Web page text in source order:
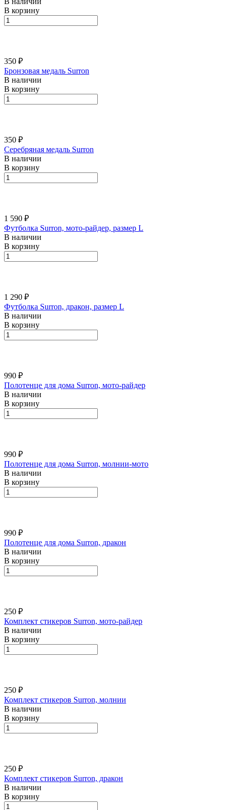
В корзину
350 ₽
Бронзовая медаль Surron
В наличии
В корзину
350 ₽
Серебряная медаль Surron
В наличии
В корзину
1 590 ₽
Футболка Surron, мото-райдер, размер L
В наличии
В корзину
1 290 ₽
Футболка Surron, дракон, размер L
В наличии
В корзину
990 ₽
Полотенце для дома Surron, мото-райдер
В наличии
В корзину
990 ₽
Полотенце для дома Surron, молнии-мото
В наличии
В корзину
990 ₽
Полотенце для дома Surron, дракон
В наличии
В корзину
250 ₽
Комплект стикеров Surron, мото-райдер
В наличии
В корзину
250 ₽
Комплект стикеров Surron, молнии
В наличии
В корзину
250 ₽
Комплект стикеров Surron, дракон
В наличии
В корзину